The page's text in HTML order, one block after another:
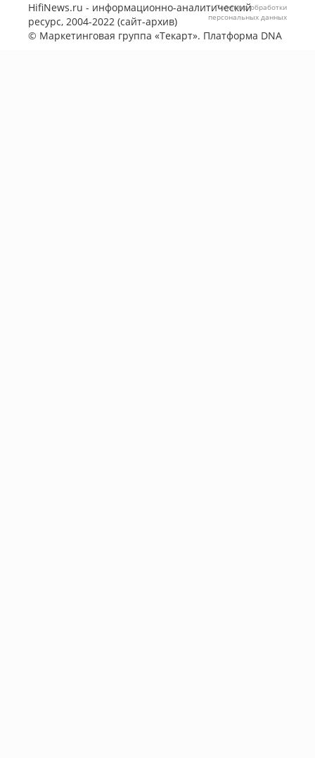
HifiNews.ru - информационно-аналитический
ресурс, 2004-2022 (сайт-архив)
© Маркетинговая группа «Текарт». Платформа DNA
Политика обработки
персональных данных